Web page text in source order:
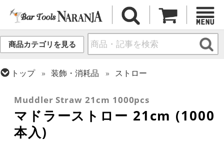
商品カテゴリを見る
トップ 装飾・消耗品
ストロー
Muddler Straw 21cm 1000pcs
マドラーストロー 21cm (1000
本入)